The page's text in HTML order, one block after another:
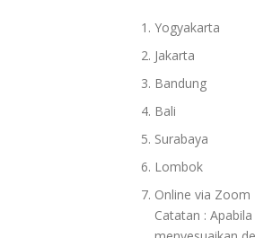
Yogyakarta
Jakarta
Bandung
Bali
Surabaya
Lombok
Online via Zoom
Catatan :